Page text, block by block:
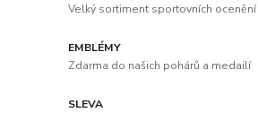
Velký sortiment sportovních ocenění
EMBLÉMY
Zdarma do našich pohárů a medailí
SLEVA